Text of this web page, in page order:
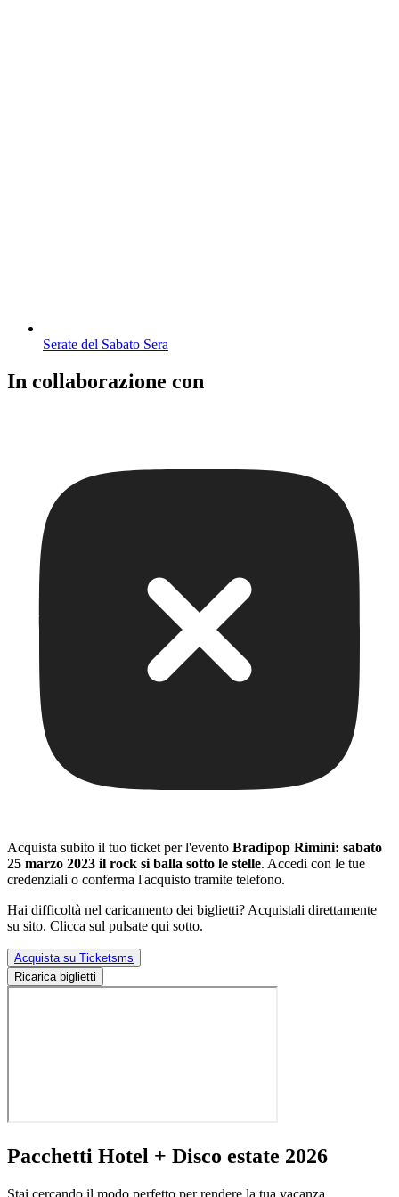
Serate del Sabato Sera
In collaborazione con
Acquista subito il tuo ticket per l'evento Bradipop Rimini: sabato
25 marzo 2023 il rock si balla sotto le stelle. Accedi con le tue
credenziali o conferma l'acquisto tramite telefono.
Hai difficoltà nel caricamento dei biglietti? Acquistali direttamente
su sito. Clicca sul pulsate qui sotto.
Acquista su Ticketsms
Ricarica biglietti
Pacchetti Hotel + Disco estate 2026